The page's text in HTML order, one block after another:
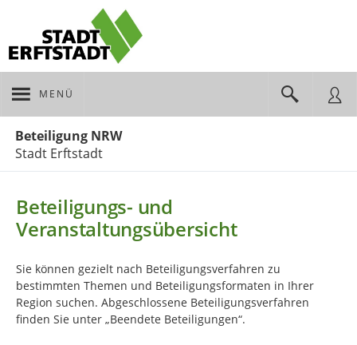
MENÜ
Beteiligung NRW
Stadt Erftstadt
Beteiligungs- und
Veranstaltungsübersicht
Sie können gezielt nach Beteiligungsverfahren zu
bestimmten Themen und Beteiligungsformaten in Ihrer
Region suchen. Abgeschlossene Beteiligungsverfahren
finden Sie unter „Beendete Beteiligungen“.